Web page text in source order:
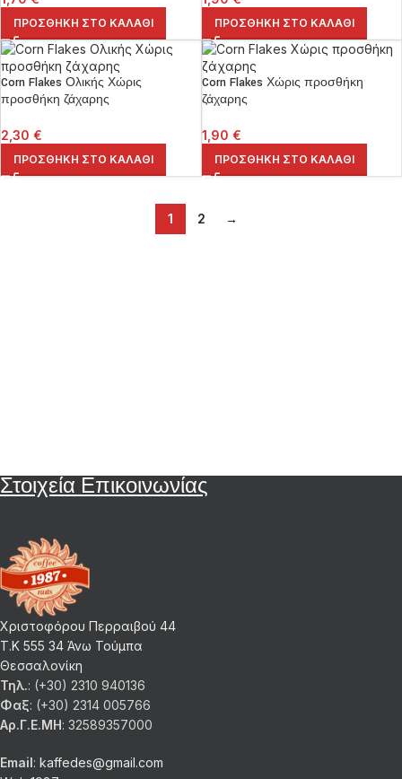
ΠΡΟΣΘΉΚΗ ΣΤΟ ΚΑΛΆΘΙ ΠΡΟΣΘΉΚΗ ΣΤΟ ΚΑΛΆΘΙ
Corn Flakes Ολικής Χώρις
προσθήκη ζάχαρης
2,30 €
ΠΡΟΣΘΉΚΗ ΣΤΟ ΚΑΛΆΘΙ
Corn Flakes Χώρις προσθήκη
ζάχαρης
1,90 €
ΠΡΟΣΘΉΚΗ ΣΤΟ ΚΑΛΆΘΙ
1 2 →
Στοιχεία Επικοινωνίας
Χριστοφόρου Περραιβού 44
Τ.Κ 555 34 Άνω Τούμπα
Θεσσαλονίκη
Τηλ.: (+30) 2310 940136
Φαξ: (+30) 2314 005766
Αρ.Γ.Ε.ΜΗ: 32589357000
Email: kaffedes@gmail.com